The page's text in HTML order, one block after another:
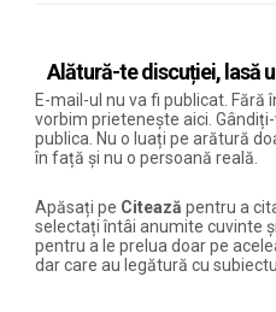
Alătură-te discuției, lasă
E-mail-ul nu va fi publicat. Fără
vorbim prietenește aici.
publica. Nu o luați pe arătură
în față și nu o persoană reală.
Apăsați pe Citează pentru a
selectați întâi anumite cuvinte
pentru a le prelua doar pe
dar care au legătură cu